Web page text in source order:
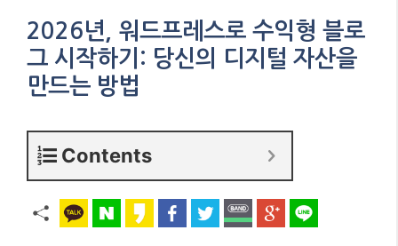
2026년, 워드프레스로 수익형 블로
그 시작하기: 당신의 디지털 자산을
만드는 방법
Contents